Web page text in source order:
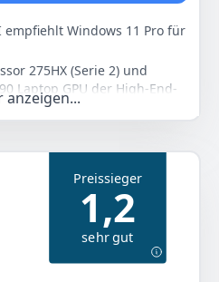
empfiehlt Windows 11 Pro für
275HX (Serie 2) und
Laptop GPU der High-End-
oder
(2.560 x 1.600 Pixel)
und erweitertem
P3)
Datenblatt finden Sie der
anzeigen...
Preissieger
1,2
sehr gut